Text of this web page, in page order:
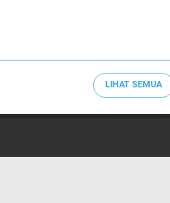
LIHAT SEMUA